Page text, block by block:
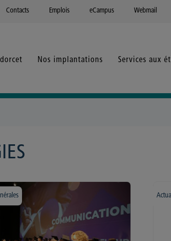
Contacts Emplois eCampus Webmail
Nos implantations Services aux